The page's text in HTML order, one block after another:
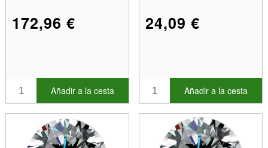
172,96 €
Añadir a la cesta
24,09 €
Añadir a la cesta